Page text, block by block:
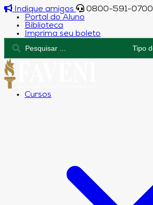
Indique amigos
0800-591-0700
Portal do Aluno
Biblioteca
Imprima seu boleto
Cursos